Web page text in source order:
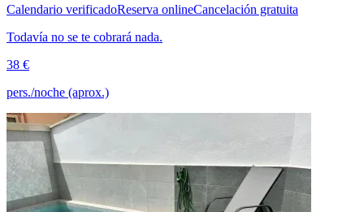
Calendario verificadoReserva onlineCancelación gratuita
Todavía no se te cobrará nada.
38 €
pers./noche (aprox.)